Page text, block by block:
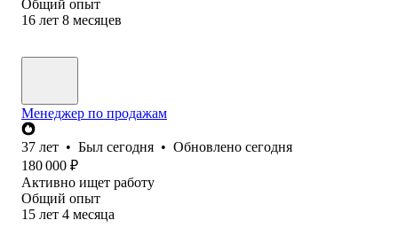
Общий опыт
16 лет 8 месяцев
Менеджер по продажам
37 лет • Был сегодня • Обновлено сегодня
180 000 ₽
Активно ищет работу
Общий опыт
15 лет 4 месяца